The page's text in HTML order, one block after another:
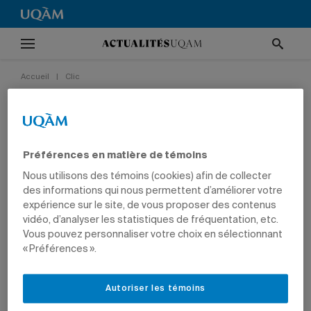
communication (télévision). Photo: Jean-Christophe
Accueil Clic
en télévision
CULTURE
ENSEIGNEMENT
Préférences en matière de témoins
Nous utilisons des témoins (cookies) afin de collecter
des informations qui nous permettent d’améliorer votre
expérience sur le site, de vous proposer des contenus
vidéo, d’analyser les statistiques de fréquentation, etc.
Vous pouvez personnaliser votre choix en sélectionnant
« Préférences ».
Autoriser les témoins